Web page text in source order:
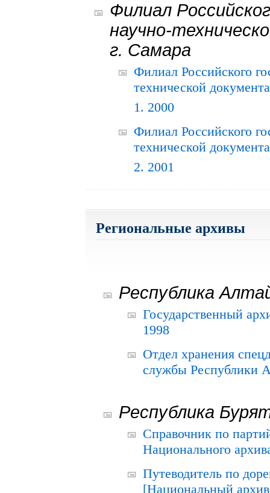
Филиал
научно-
г. Самара
Филиал Российского
технической
1. 2000
Филиал Российского
технической
2. 2001
Региональные архивы
Республика
Государственный
1998
Отдел хранения
службы Республики
Республика
Справочник по
Национального
Путеводитель по